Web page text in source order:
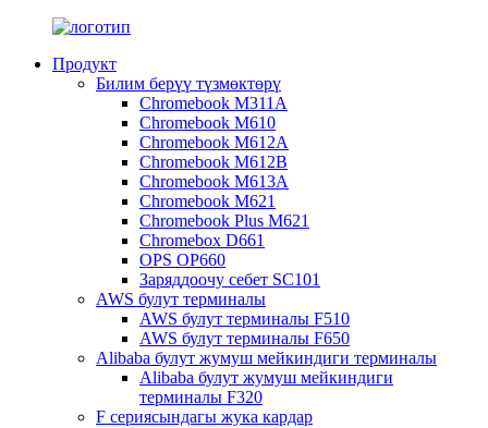
Продукт
Билим берүү түзмөктөрү
Chromebook M311A
Chromebook M610
Chromebook M612A
Chromebook M612B
Chromebook M613A
Chromebook M621
Chromebook Plus M621
Chromebox D661
OPS OP660
Заряддоочу себет SC101
AWS булут терминалы
AWS булут терминалы F510
AWS булут терминалы F650
Alibaba булут жумуш мейкиндиги терминалы
Alibaba булут жумуш мейкиндиги
терминалы F320
F сериясындагы жука кардар